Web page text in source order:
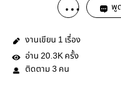
พู
งานเขียน 1 เรื่อง
อ่าน 20.3K ครั้ง
ติดตาม 3 คน